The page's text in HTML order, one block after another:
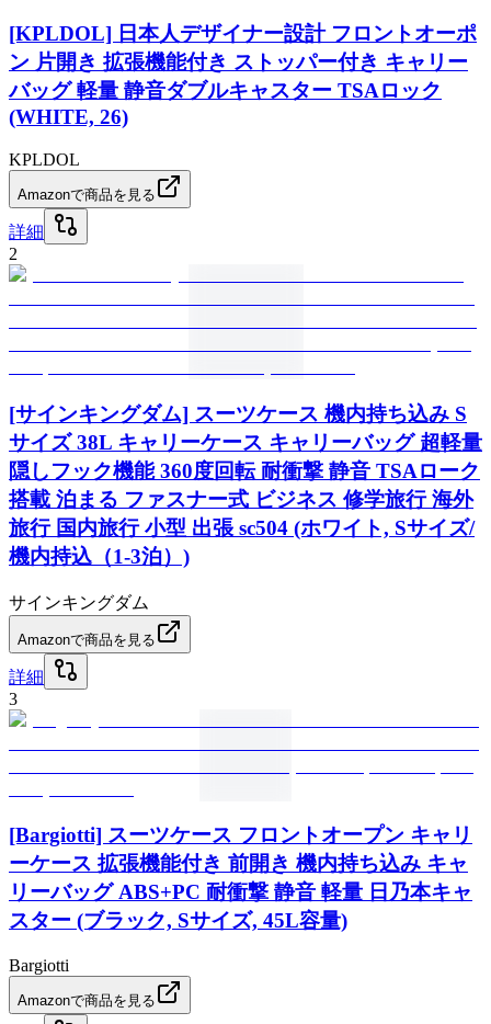
[KPLDOL] 日本人デザイナー設計 フロントオーポ
ン 片開き 拡張機能付き ストッパー付き キャリー
バッグ 軽量 静音ダブルキャスター TSAロック
(WHITE, 26)
KPLDOL
Amazonで商品を見る
詳細
2
[サインキングダム] スーツケース 機内持ち込み S
サイズ 38L キャリーケース キャリーバッグ 超軽量
隠しフック機能 360度回転 耐衝撃 静音 TSAローク
搭載 泊まる ファスナー式 ビジネス 修学旅行 海外
旅行 国内旅行 小型 出張 sc504 (ホワイト, Sサイズ/
機内持込（1-3泊）)
サインキングダム
Amazonで商品を見る
詳細
3
[Bargiotti] スーツケース フロントオープン キャリ
ーケース 拡張機能付き 前開き 機内持ち込み キャ
リーバッグ ABS+PC 耐衝撃 静音 軽量 日乃本キャ
スター (ブラック, Sサイズ, 45L容量)
Bargiotti
Amazonで商品を見る